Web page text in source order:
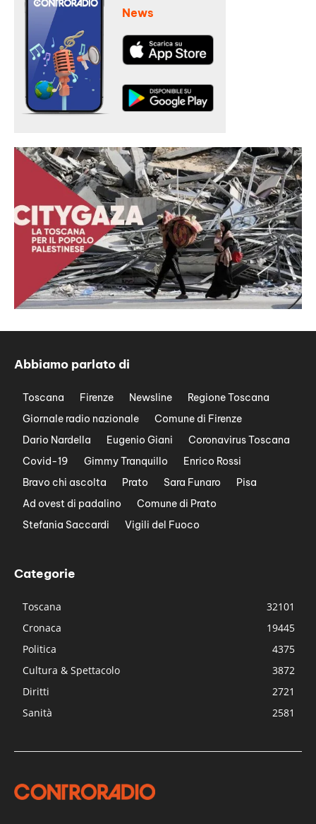
News
Abbiamo parlato di
Toscana Firenze Newsline
Regione Toscana
Giornale radio nazionale
Comune di Firenze
Dario Nardella
Eugenio Giani
Coronavirus Toscana
Covid-19
Gimmy Tranquillo
Enrico Rossi
Bravo chi ascolta
Prato Sara Funaro
Pisa
Ad ovest di padalino
Comune di Prato
Stefania Saccardi
Vigili del Fuoco
Categorie
Toscana
32101
Cronaca
19445
Politica
4375
Cultura & Spettacolo
3872
Diritti
2721
Sanità
2581